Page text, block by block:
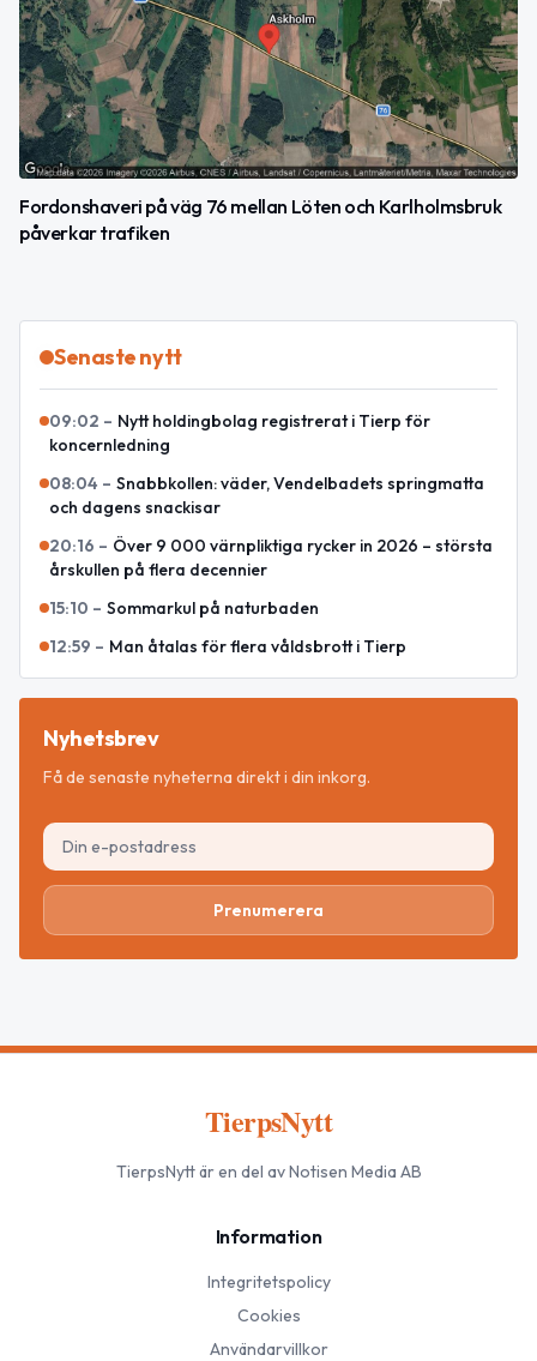
Fordonshaveri på väg 76 mellan Löten och Karlholmsbruk
påverkar trafiken
Senaste nytt
09:02 – Nytt holdingbolag registrerat i Tierp för
koncernledning
08:04 – Snabbkollen: väder, Vendelbadets springmatta
och dagens snackisar
20:16 – Över 9 000 värnpliktiga rycker in 2026 – största
årskullen på flera decennier
15:10 – Sommarkul på naturbaden
12:59 – Man åtalas för flera våldsbrott i Tierp
Nyhetsbrev
Få de senaste nyheterna direkt i din inkorg.
Prenumerera
TierpsNytt
TierpsNyttär en del av Notisen Media AB
Information
Integritetspolicy
Cookies
Användarvillkor